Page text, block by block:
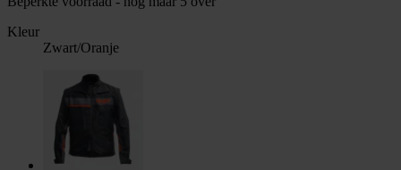
Kleur
Zwart/Oranje